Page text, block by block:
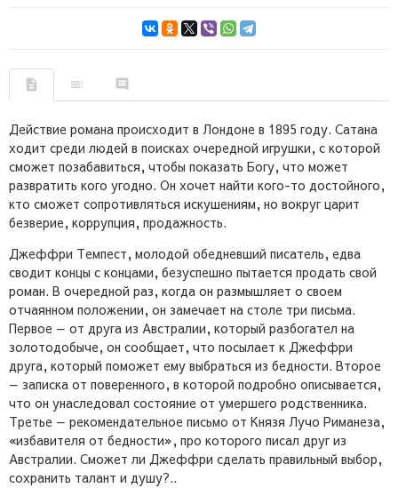
Действие романа происходит в Лондоне в 1895 году. Сатана
ходит среди людей в поисках очередной игрушки, с которой
сможет позабавиться, чтобы показать Богу, что может
развратить кого угодно. Он хочет найти кого-то достойного,
кто сможет сопротивляться искушениям, но вокруг царит
безверие, коррупция, продажность.
Джеффри Темпест, молодой обедневший писатель, едва
сводит концы с концами, безуспешно пытается продать свой
роман. В очередной раз, когда он размышляет о своем
отчаянном положении, он замечает на столе три письма.
Первое — от друга из Австралии, который разбогател на
золотодобыче, он сообщает, что посылает к Джеффри
друга, который поможет ему выбраться из бедности. Второе
— записка от поверенного, в которой подробно описывается,
что он унаследовал состояние от умершего родственника.
Третье — рекомендательное письмо от Князя Лучо Риманеза,
«избавителя от бедности», про которого писал друг из
Австралии. Сможет ли Джеффри сделать правильный выбор,
сохранить талант и душу?..